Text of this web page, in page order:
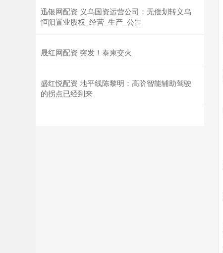
迅银网配资 义乌国资运营公司：无偿划转义乌
恒阳置业股权_经营_生产_公告
晟红网配资 突发！泰柬交火
盛红悦配资 地平线陈黎明：高阶智能辅助驾驶
的拐点已经到来